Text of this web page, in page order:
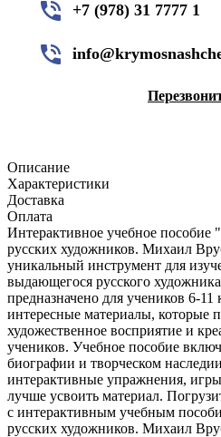
+7 (978) 31 7777 1
Описание
Характеристики
Доставка
Оплата
Интерактивное учебное пособие
русских художников. Михаил
уникальный инструмент для
выдающегося русского
предназначено для учеников 6-11
интересные материалы, которые
художественное восприятие и
учеников. Учебное пособие
биографии и творческом
интерактивные упражнения,
лучше усвоить материал.
с интерактивным учебным
русских художников. Михаил